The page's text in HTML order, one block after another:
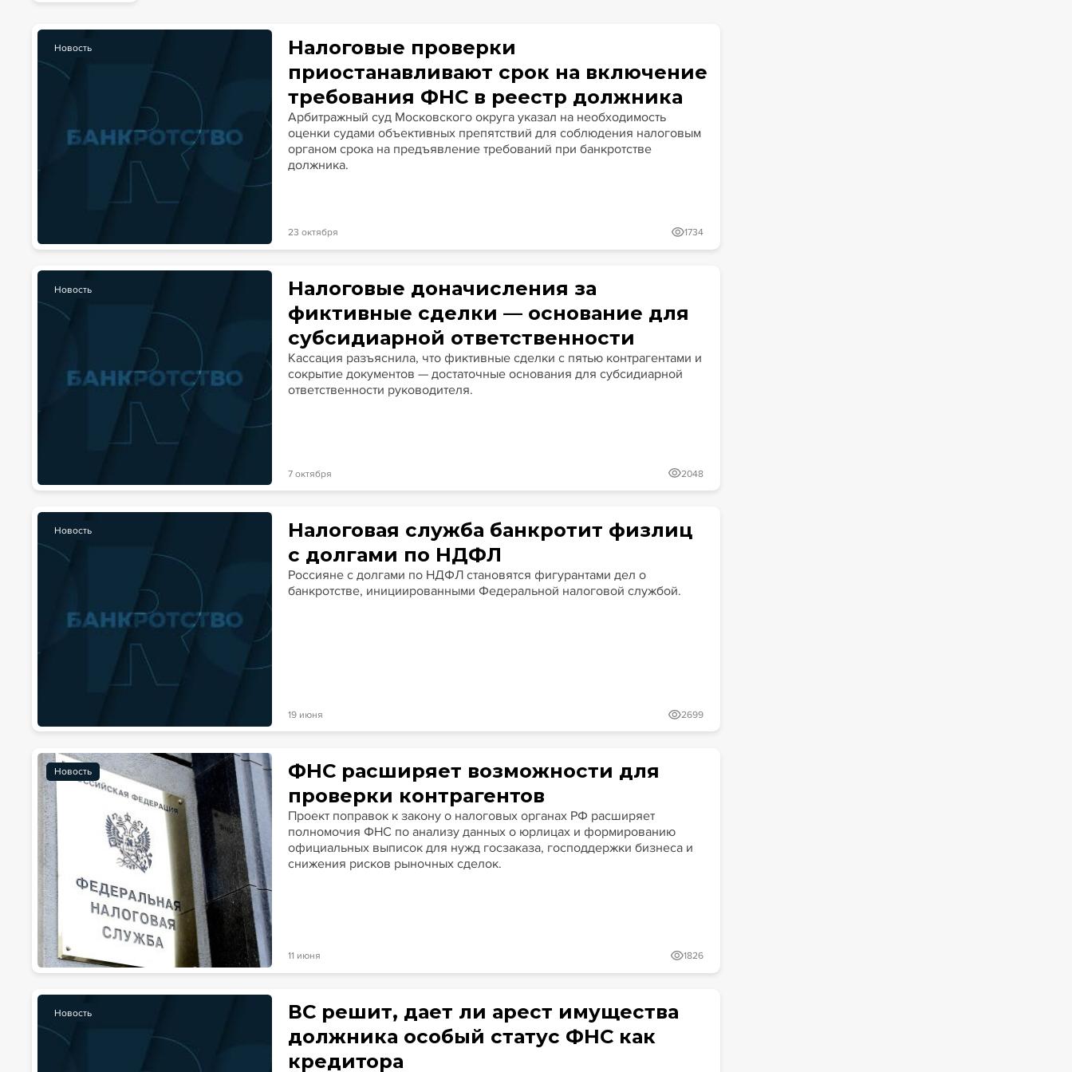
Интервью
Новость
Налоговые проверки
приостанавливают срок на включение
требования ФНС в реестр должника
Арбитражный суд Московского округа указал на необходимость
оценки судами объективных препятствий для соблюдения налоговым
органом срока на предъявление требований при банкротстве
должника.
23 октября 1734
Новость
Налоговые доначисления за
фиктивные сделки — основание для
субсидиарной ответственности
Кассация разъяснила, что фиктивные сделки с пятью контрагентами и
сокрытие документов — достаточные основания для субсидиарной
ответственности руководителя.
7 октября 2048
Новость
Налоговая служба банкротит физлиц
с долгами по НДФЛ
Россияне с долгами по НДФЛ становятся фигурантами дел о
банкротстве, инициированными Федеральной налоговой службой.
19 июня 2699
Новость
ФНС расширяет возможности для
проверки контрагентов
Проект поправок к закону о налоговых органах РФ расширяет
полномочия ФНС по анализу данных о юрлицах и формированию
официальных выписок для нужд госзаказа, господдержки бизнеса и
снижения рисков рыночных сделок.
11 июня 1826
Новость
ВС решит, дает ли арест имущества
должника особый статус ФНС как
кредитора